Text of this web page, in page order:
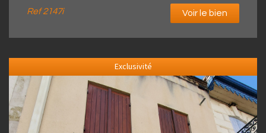
Ref2147i Voir le bien
Exclusivité